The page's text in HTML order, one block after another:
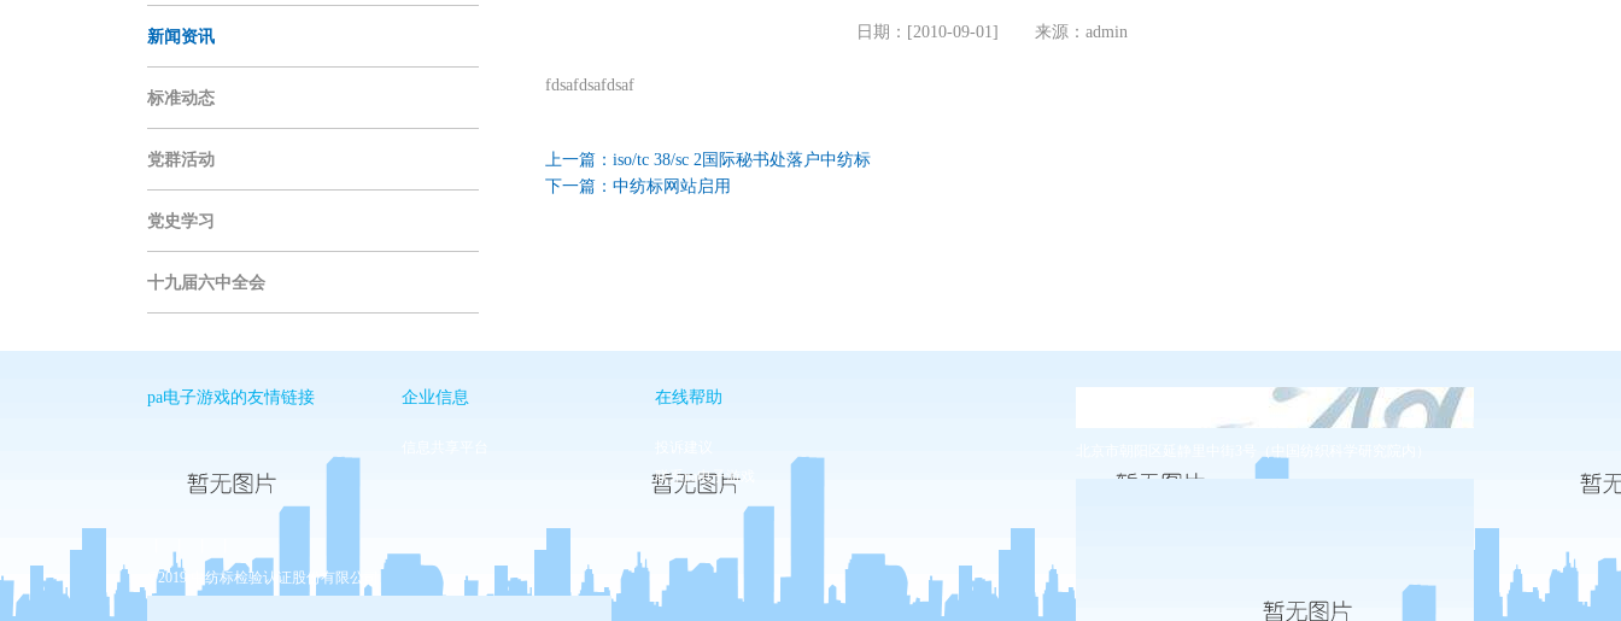
新闻资讯
标准动态
党群活动
党史学习
十九届六中全会
日期：[2010-09-01] 来源：admin
fdsafdsafdsaf
上一篇： iso/tc 38/sc 2国际秘书处落户中纺标
下一篇： 中纺标网站启用
pa电子游戏的友情链接 企业信息 在线帮助
联系pa电子游戏
©2019 中纺标检验认证股份有限公司